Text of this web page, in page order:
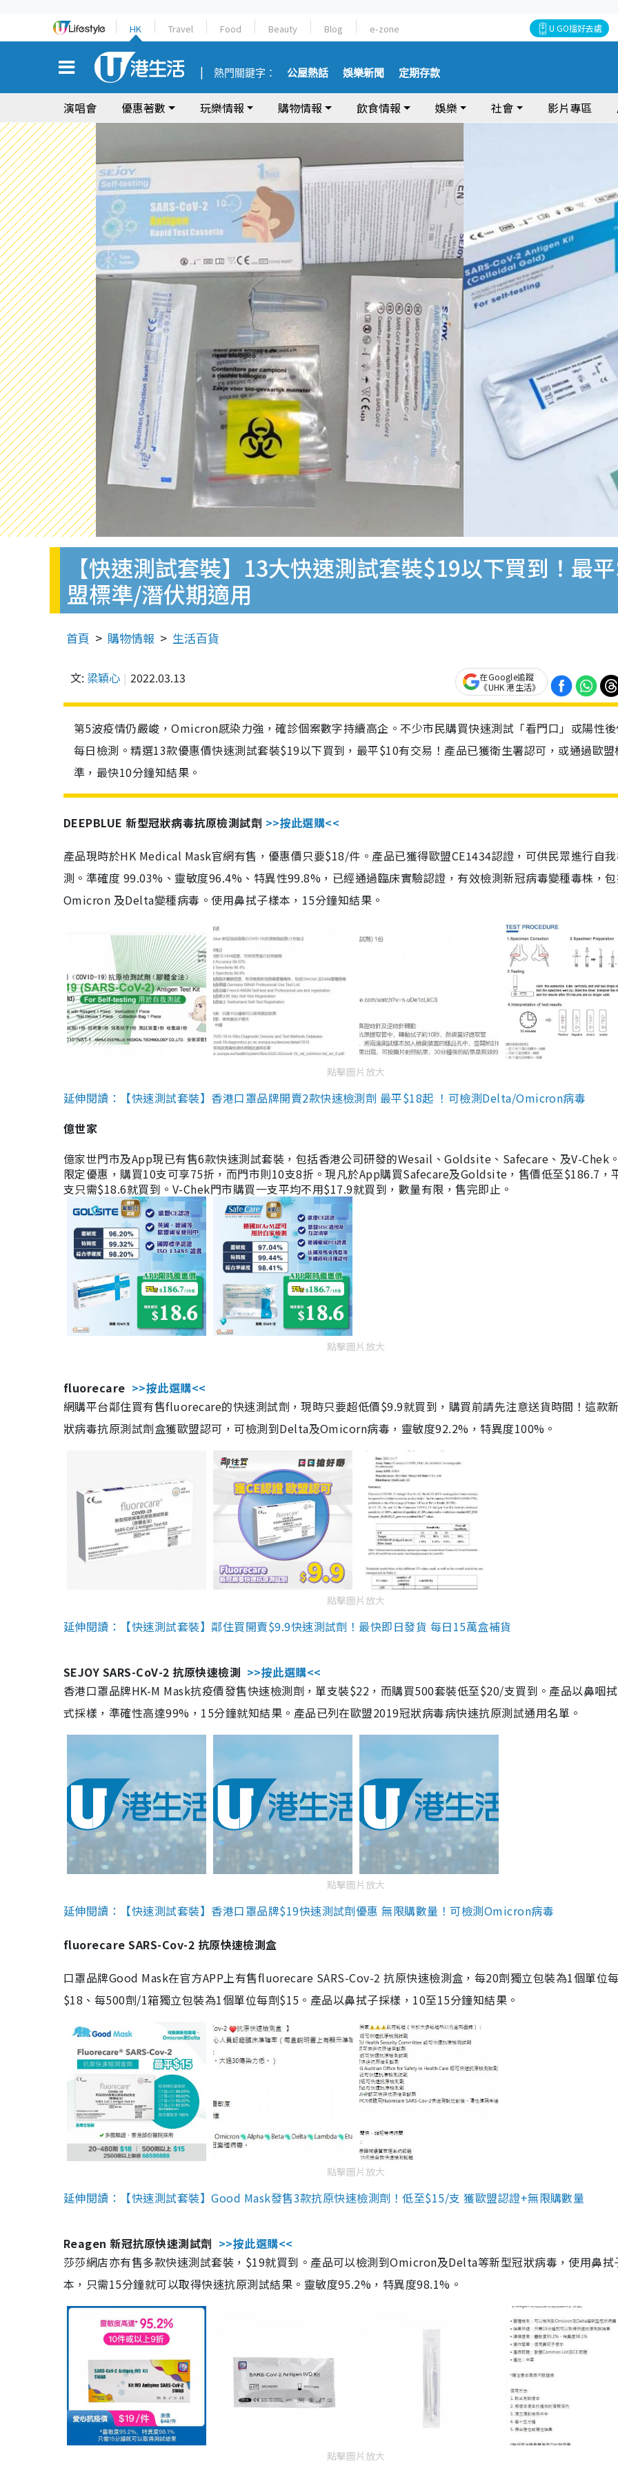
HK Travel Food Beauty Blog e-zone U GO搵好去處
熱門關鍵字： 公屋熱話 娛樂新聞 定期存款
演唱會 優惠著數 玩樂情報 購物情報 飲食情報 娛樂 社會 影片專區
【快速測試套裝】13大快速測試套裝$19以下買到！最
盟標準/潛伏期適用
首頁 購物情報 生活百貨
文: 梁穎心 2022.03.13
在Google追蹤
《UHK 港生活》
第5波疫情仍嚴峻，Omicron感染力強，確診個案數字持續高企。不少市民購買快速測試「看門口」或陽性
每日檢測。精選13款優惠價快速測試套裝$19以下買到，最平$10有交易！產品已獲衛生署認可，或通過歐盟
準，最快10分鐘知結果。
DEEPBLUE 新型冠狀病毒抗原檢測試劑 >>按此選購<<
產品現時於HK Medical Mask官網有售，優惠價只要$18/件。產品已獲得歐盟CE1434認證，可供民眾進行自
測。準確度 99.03%、靈敏度96.4%、特異性99.8%，已經通過臨床實驗認證，有效檢測新冠病毒變種毒株，
Omicron 及Delta變種病毒。使用鼻拭子樣本，15分鐘知結果。
點擊圖片放大
延伸閱讀：【快速測試套裝】香港口罩品牌開賣2款快速檢測劑 最平$18起 ！可檢測Delta/Omicron病毒
億世家
億家世門市及App現已有售6款快速測試套裝，包括香港公司研發的Wesail、Goldsite、Safecare、及V-Chek
限定優惠，購買10支可享75折，而門市則10支8折。現凡於App購買Safecare及Goldsite，售價低至$186.7，
支只需$18.6就買到。V-Chek門市購買一支平均不用$17.9就買到，數量有限，售完即止。
點擊圖片放大
fluorecare >>按此選購<<
網購平台鄰住買有售fluorecare的快速測試劑，現時只要超低價$9.9就買到，購買前請先注意送貨時間！這款
狀病毒抗原測試劑盒獲歐盟認可，可檢測到Delta及Omicorn病毒，靈敏度92.2%，特異度100%。
點擊圖片放大
延伸閱讀：【快速測試套裝】鄰住買開賣$9.9快速測試劑！最快即日發貨 每日15萬盒補貨
SEJOY SARS-CoV-2 抗原快速檢測 >>按此選購<<
香港口罩品牌HK-M Mask抗疫價發售快速檢測劑，單支裝$22，而購買500套裝低至$20/支買到。產品以鼻咽
式採樣，準確性高達99%，15分鐘就知結果。產品已列在歐盟2019冠狀病毒病快速抗原測試通用名單。
點擊圖片放大
延伸閱讀：【快速測試套裝】香港口罩品牌$19快速測試劑優惠 無限購數量！可檢測Omicron病毒
fluorecare SARS-Cov-2 抗原快速檢測盒
口罩品牌Good Mask在官方APP上有售fluorecare SARS-Cov-2 抗原快速檢測盒，每20劑獨立包裝為1個單位
$18、每500劑/1箱獨立包裝為1個單位每劑$15。產品以鼻拭子採樣，10至15分鐘知結果。
點擊圖片放大
延伸閱讀：【快速測試套裝】Good Mask發售3款抗原快速檢測劑！低至$15/支 獲歐盟認證+無限購數量
Reagen 新冠抗原快速測試劑 >>按此選購<<
莎莎網店亦有售多款快速測試套裝，$19就買到。產品可以檢測到Omicron及Delta等新型冠狀病毒，使用鼻拭
本，只需15分鐘就可以取得快速抗原測試結果。靈敏度95.2%，特異度98.1%。
點擊圖片放大